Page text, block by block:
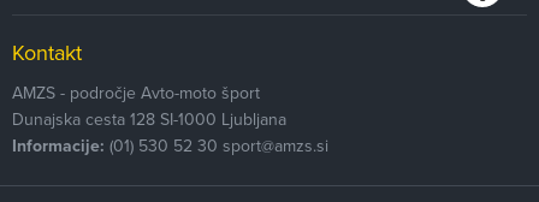
Kontakt
AMZS - področje Avto-moto šport
Dunajska cesta 128 SI-1000 Ljubljana
Informacije: (01) 530 52 30 sport@amzs.si